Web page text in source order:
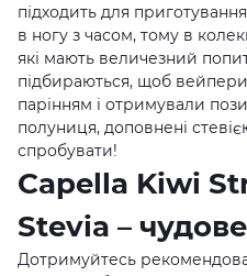
підходить для
в ногу з часом, тому в
які мають величезний
підбираються, щоб
парінням і отримували
полуниця, доповнені
спробувати!
Capella Kiwi
Stevia –
Дотримуйтесь